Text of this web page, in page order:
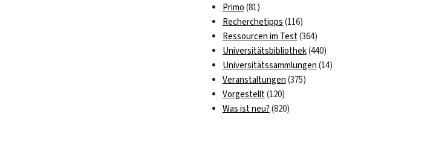
Primo (81)
Recherchetipps (116)
Ressourcen im Test(364)
Universitätsbibliothek(440)
Universitätssammlungen (14)
Veranstaltungen (375)
Vorgestellt(120)
Was ist neu? (820)